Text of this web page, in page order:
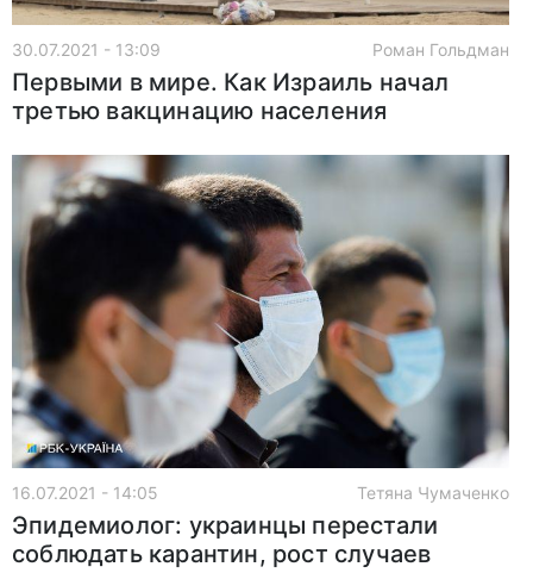
30.07.2021 - 13:09 Роман Гольдман
Первыми в мире. Как Израиль начал
третью вакцинацию населения
16.07.2021 - 14:05 Тетяна Чумаченко
Эпидемиолог: украинцы перестали
соблюдать карантин, рост случаев